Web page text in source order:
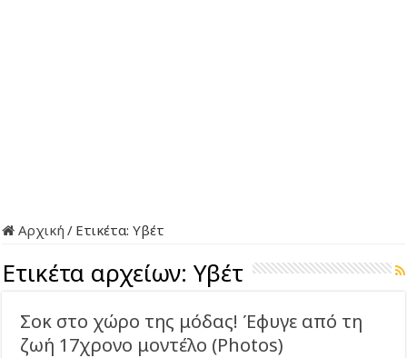
Αρχική / Ετικέτα:Υβέτ
Ετικέτα αρχείων:Υβέτ
Σοκ στο χώρο της μόδας! Έφυγε από τη
ζωή 17χρονο μοντέλο (Photos)